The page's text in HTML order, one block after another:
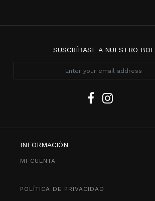
SUSCRÍBASE A NUESTRO
INFORMACIÓN
MI CUENTA
POLÍTICA DE PRIVACIDAD